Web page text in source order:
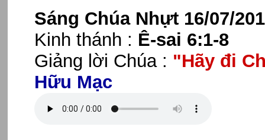
Sáng Chúa Nhựt 16/07/
Kinh thánh : Ê-sai 6:1-8
Giảng lời Chúa : "Hãy đi
Hữu Mạc